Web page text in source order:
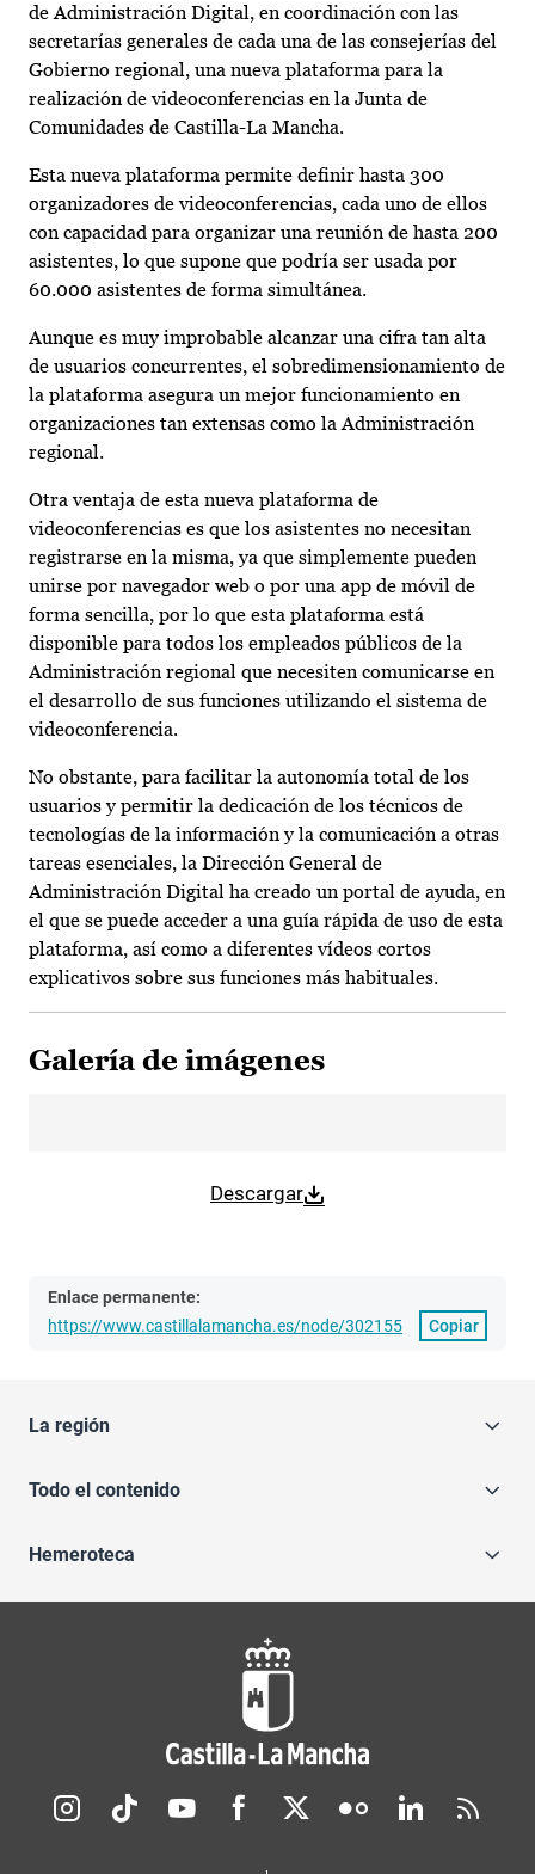
de Administración Digital, en coordinación con las
secretarías generales de cada una de las consejerías del
Gobierno regional, una nueva plataforma para la
realización de videoconferencias en la Junta de
Comunidades de Castilla-La Mancha.
Esta nueva plataforma permite definir hasta 300
organizadores de videoconferencias, cada uno de ellos
con capacidad para organizar una reunión de hasta 200
asistentes, lo que supone que podría ser usada por
60.000 asistentes de forma simultánea.
Aunque es muy improbable alcanzar una cifra tan alta
de usuarios concurrentes, el sobredimensionamiento de
la plataforma asegura un mejor funcionamiento en
organizaciones tan extensas como la Administración
regional.
Otra ventaja de esta nueva plataforma de
videoconferencias es que los asistentes no necesitan
registrarse en la misma, ya que simplemente pueden
unirse por navegador web o por una app de móvil de
forma sencilla, por lo que esta plataforma está
disponible para todos los empleados públicos de la
Administración regional que necesiten comunicarse en
el desarrollo de sus funciones utilizando el sistema de
videoconferencia.
No obstante, para facilitar la autonomía total de los
usuarios y permitir la dedicación de los técnicos de
tecnologías de la información y la comunicación a otras
tareas esenciales, la Dirección General de
Administración Digital ha creado un portal de ayuda, en
el que se puede acceder a una guía rápida de uso de esta
plataforma, así como a diferentes vídeos cortos
explicativos sobre sus funciones más habituales.
Galería de imágenes
Descargar
Enlace permanente:
https://www.castillalamancha.es/node/302155
Copiar
La región
Todo el contenido
Hemeroteca
Redes sociales JCCM